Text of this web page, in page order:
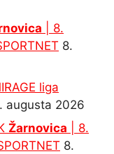
| 8.
8.
liga
augusta 2026
Žarnovica | 8.
8.